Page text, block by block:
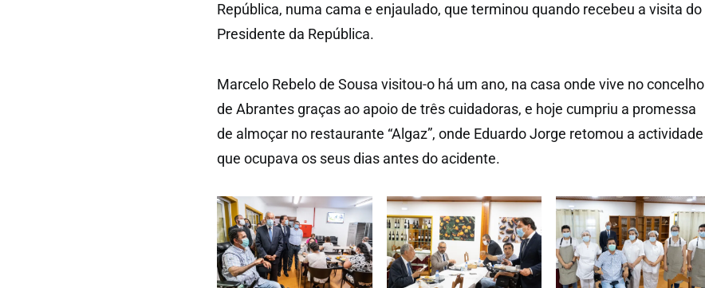
República, numa cama e enjaulado, que terminou quando recebeu a visita do
Presidente da República.
Marcelo Rebelo de Sousa visitou-o há um ano, na casa onde vive no concelho
de Abrantes graças ao apoio de três cuidadoras, e hoje cumpriu a promessa
de almoçar no restaurante “Algaz”, onde Eduardo Jorge retomou a actividade
que ocupava os seus dias antes do acidente.